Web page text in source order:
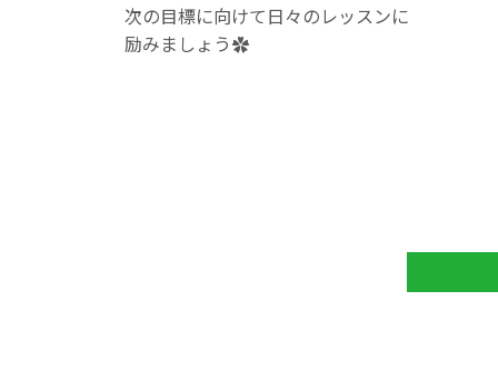
次の目標に向けて日々のレッスンに
励みましょう✿